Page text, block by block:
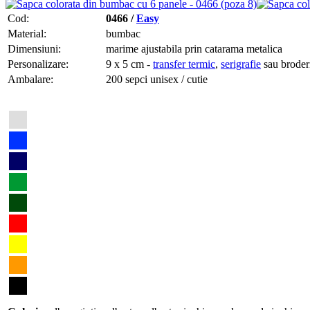
Cod: 0466 /Easy
Material:
bumbac
Dimensiuni:
marime ajustabila prin catarama metalica
Personalizare:
9 x 5 cm - transfer termic, serigrafie sau
Ambalare:
200 sepci unisex / cutie